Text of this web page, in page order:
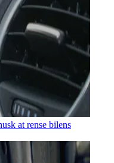
at rense bilens